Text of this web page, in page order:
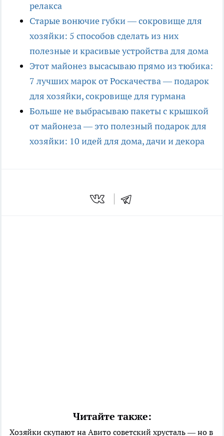
релакса
Старые вонючие губки — сокровище для
хозяйки: 5 способов сделать из них
полезные и красивые устройства для дома
Этот майонез высасываю прямо из тюбика:
7 лучших марок от Роскачества — подарок
для хозяйки, сокровище для гурмана
Больше не выбрасываю пакеты с крышкой
от майонеза — это полезный подарок для
хозяйки: 10 идей для дома, дачи и декора
Читайте также:
Хозяйки скупают на Авито советский хрусталь — но в